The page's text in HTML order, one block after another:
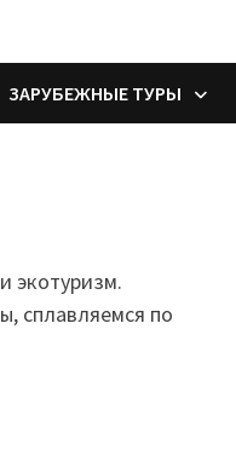
ЗАРУБЕЖНЫЕ ТУРЫ
экотуризм.
сплавляемся по